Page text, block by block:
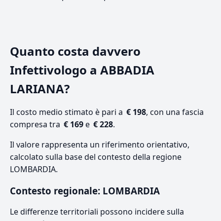
Quanto costa davvero
Infettivologo a ABBADIA
LARIANA?
Il costo medio stimato è pari a € 198, con una fascia
compresa tra € 169e € 228.
Il valore rappresenta un riferimento orientativo,
calcolato sulla base del contesto della regione
LOMBARDIA.
Contesto regionale: LOMBARDIA
Le differenze territoriali possono incidere sulla